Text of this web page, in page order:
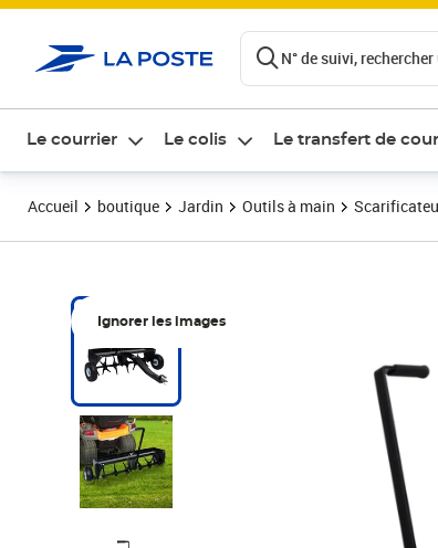
N° de suivi,
Le courrier Le colis Le transfert de
Accueil boutique Jardin Outils à main
Ignorer les images